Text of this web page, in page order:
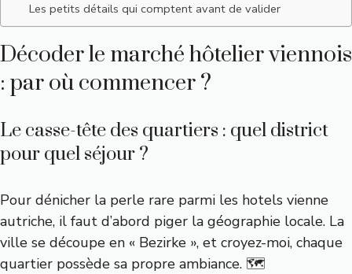
Les petits détails qui comptent avant de valider
Décoder le marché hôtelier viennois
: par où commencer ?
Le casse-tête des quartiers : quel district
pour quel séjour ?
Pour dénicher la perle rare parmi les hotels vienne
autriche, il faut d’abord piger la géographie locale. La
ville se découpe en « Bezirke », et croyez-moi, chaque
quartier possède sa propre ambiance. 🗺️